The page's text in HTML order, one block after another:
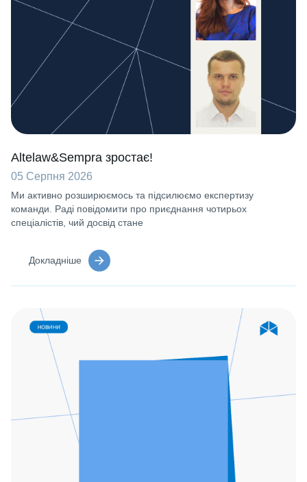
Altelaw&Sempra зростає!
05 Серпня 2026
Ми активно розширюємось та підсилюємо експертизу
команди. Раді повідомити про приєднання чотирьох
спеціалістів, чий досвід стане
Докладніше